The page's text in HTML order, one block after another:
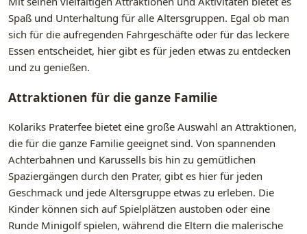
Spaß und Unterhaltung für alle Altersgruppen. Egal ob man
sich für die aufregenden Fahrgeschäfte oder für das leckere
Essen entscheidet, hier gibt es für jeden etwas zu entdecken
und zu genießen.
Attraktionen für die ganze Familie
Kolariks Praterfee bietet eine große Auswahl an Attraktionen,
die für die ganze Familie geeignet sind. Von spannenden
Achterbahnen und Karussells bis hin zu gemütlichen
Spaziergängen durch den Prater, gibt es hier für jeden
Geschmack und jede Altersgruppe etwas zu erleben. Die
Kinder können sich auf Spielplätzen austoben oder eine
Runde Minigolf spielen, während die Eltern die malerische